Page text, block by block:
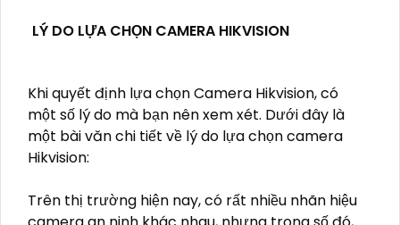
LÝ DO LỰA CHỌN CAMERA HIKVISION
Khi quyết định lựa chọn Camera Hikvision, có
một số lý do mà bạn nên xem xét. Dưới đây là
một bài văn chi tiết về lý do lựa chọn camera
Hikvision:
Trên thị trường hiện nay, có rất nhiều nhãn hiệu